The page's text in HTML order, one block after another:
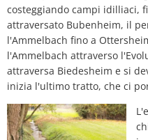
costeggiando campi idilliaci,
attraversato Bubenheim, il
l'Ammelbach fino a
l'Ammelbach attraverso
attraversa Biedesheim e si
inizia l'ultimo tratto, che ci